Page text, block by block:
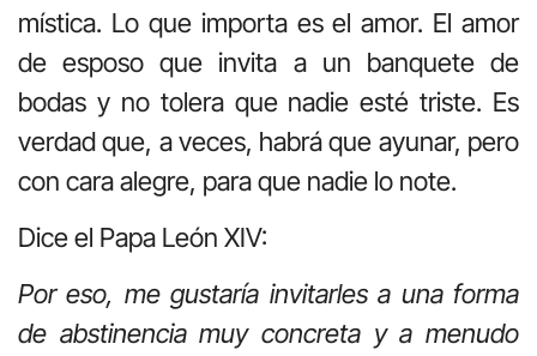
mística. Lo que importa es el amor. El amor
de esposo que invita a un banquete de
bodas y no tolera que nadie esté triste. Es
verdad que, a veces, habrá que ayunar, pero
con cara alegre, para que nadie lo note.
Dice el Papa León XIV:
Por eso, me gustaría invitarles a una forma
de abstinencia muy concreta y a menudo